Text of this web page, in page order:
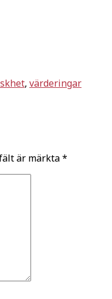
, värderingar
är märkta*